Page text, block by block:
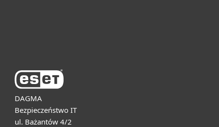
DAGMA
Bezpieczeństwo IT
ul. Bażantów 4/2